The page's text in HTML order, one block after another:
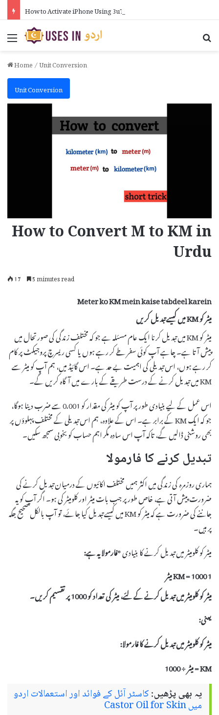
How to Activate iPhone Using 3uTools in Urdu
Menu
Home/Unit Conversion
Unit Conversion
How to Convert M to KM in
Urdu
17 5 minutes read
Meter ko KM mein kaise tabdeel karein
میٹر کو KM میں کیسے تبدیل کریں
میٹر کو KM میں تبدیل کرنا ایک عام مسئلہ ہے جو کہ مختلف زندگی کی صورتحال میں
پیش آتا ہے۔ چاہے آپ کوئی سفر طے کر رہے ہوں یا کسی ریسرچ پروجیکٹ پر کام
کر رہے ہوں، اس تبدیلی کی اہمیت بے حد ہے۔ اس گائیڈ میں، ہم آپ کو میٹر سے
KM میں تبدیل کرنے کے درست طریقے کے بارے میں آگاہ کریں گے۔
اس عمل کے لیے بنیادی طور پر آپ کو میٹر کی مقدار کو 0.001 سے ضرب دینا ہوگا،
جو کہ ایک KM کے برابر ہے۔ اس کے علاوہ، ہم اس تبدیلی کے مختلف پہلوؤں پر
بھی روشنی ڈالیں گے، تاکہ آپ اس سادہ مگر اہم حساب کو بخوبی سمجھ سکیں۔
تبدیل کرنے کا فارمولا
ہماری روزمرہ کی زندگی میں اکثر ہمیں مختلف اکائیوں کے درمیان تبدیل کرنے کی
ضرورت پیش آتی ہے، خاص طور پر جب بات میٹر اور کلومیٹر کی ہو۔ اگر آپ کو یہ
جاننے کی ضرورت ہے کہ میٹر کو KM میں کیسے تبدیل کیا جائے، تو آپ بالکل صحیح جگہ
پر ہیں۔
میٹر کو کلومیٹر میں تبدیل کرنے کا بنیادی *فارمولایہ ہے:
1 KM = 1000 میٹر
میٹر کو کلومیٹر میں تبدیل کرنے کے لئے، میٹر کی تعداد کو 1000 پر تقسیم کریں۔
یعنی:
میٹر کو کلومیٹر میں تبدیل کرنے کا فارمولا:
KM = میٹر ÷ 1000
یہ بھی پڑھیں:کاسٹر آئل کے فوائد اور استعمالات اردو
میں Castor Oil for Skin